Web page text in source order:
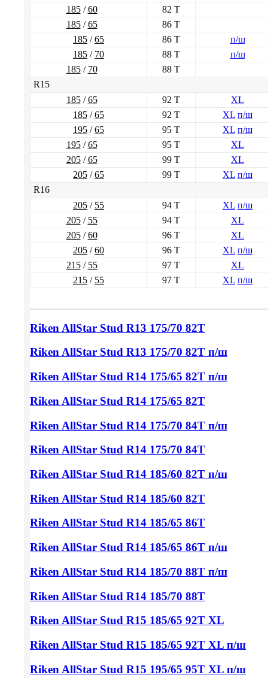
185/60
82 T
185/65
86 T
185 /65 86 T
п/ш
185 / 70 88 T
п/ш
185/ 70
88 T
R15
185/65 92 T
XL
185 /65 92 T XL п/ш
195 /65 95 T XL п/ш
195/65 95 T
XL
205/65 99 T
XL
205 /65 99 T XL п/ш
R16
205 / 55 94 T XL п/ш
205/ 55 94 T
XL
205/60 96 T
XL
205 /60 96 T XL п/ш
215/ 55 97 T
XL
215 / 55 97 T XL п/ш
Riken AllStar Stud R13 175/70 82T
Riken AllStar Stud R13 175/70 82T п/ш
Riken AllStar Stud R14 175/65 82T п/ш
Riken AllStar Stud R14 175/65 82T
Riken AllStar Stud R14 175/70 84T п/ш
Riken AllStar Stud R14 175/70 84T
Riken AllStar Stud R14 185/60 82T п/ш
Riken AllStar Stud R14 185/60 82T
Riken AllStar Stud R14 185/65 86T
Riken AllStar Stud R14 185/65 86T п/ш
Riken AllStar Stud R14 185/70 88T п/ш
Riken AllStar Stud R14 185/70 88T
Riken AllStar Stud R15 185/65 92T XL
Riken AllStar Stud R15 185/65 92T XL п/ш
Riken AllStar Stud R15 195/65 95T XL п/ш